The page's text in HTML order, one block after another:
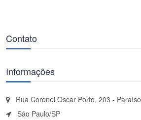
Contato
Informações
Rua Coronel Oscar Porto, 203 - Paraíso
São Paulo/SP